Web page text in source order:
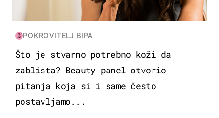
POKROVITELJ BIPA
Što je stvarno potrebno koži da
zablista? Beauty panel otvorio
pitanja koja si i same često
postavljamo...